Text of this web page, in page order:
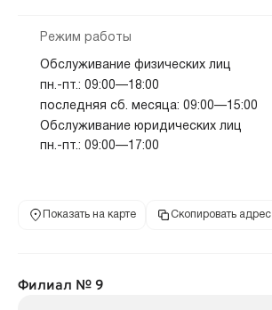
Режим работы
Обслуживание физических лиц
пн.-пт.: 09:00—18:00
последняя сб. месяца: 09:00—15:00
Обслуживание юридических лиц
пн.-пт.: 09:00—17:00
Показать на карте Скопировать адрес
Филиал № 9